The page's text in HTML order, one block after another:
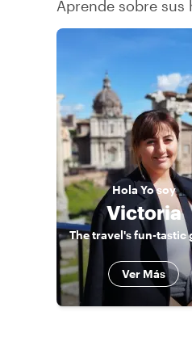
Aprende sobre
Hola Yo soy
Victoria
Ver Más